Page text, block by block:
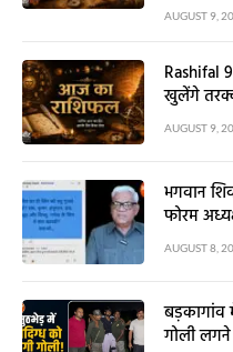
AUGUST 9,
Rashifal
खुलेंगे
AUGUST 9,
भगवान
फोरम
AUGUST 8,
बड़कागांव
गोली